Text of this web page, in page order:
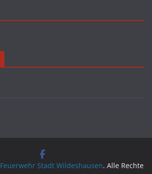
Feuerwehr Stadt Wildeshausen. Alle Rechte